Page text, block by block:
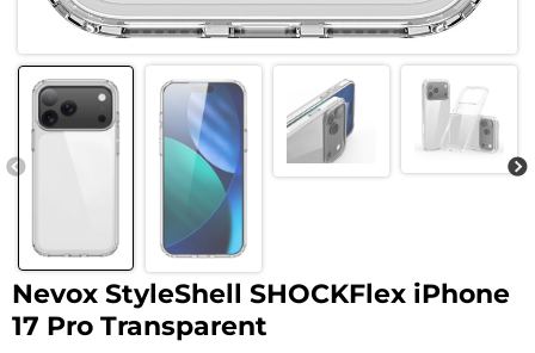
Nevox StyleShell SHOCKFlex iPhone
17 Pro Transparent